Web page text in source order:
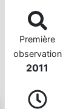
Première
observation
2011